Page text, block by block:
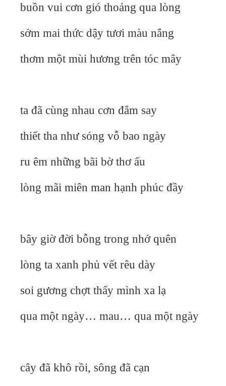
buồn vui cơn gió thoảng qua lòng
sớm mai thức dậy tươi màu nắng
thơm một mùi hương trên tóc mây
ta đã cùng nhau cơn đắm say
thiết tha như sóng vỗ bao ngày
ru êm những bãi bờ thơ ấu
lòng mãi miên man hạnh phúc đầy
bây giờ đời bỗng trong nhớ quên
lòng ta xanh phủ vết rêu dày
soi gương chợt thấy mình xa lạ
qua một ngày… mau… qua một ngày
cây đã khô rồi, sông đã cạn